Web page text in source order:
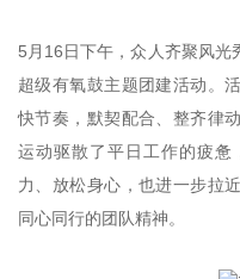
5月16日下午，众人齐聚风光
超级有氧鼓主题团建活动。
快节奏，默契配合、整齐律
运动驱散了平日工作的疲惫
力、放松身心，也进一步拉
同心同行的团队精神。